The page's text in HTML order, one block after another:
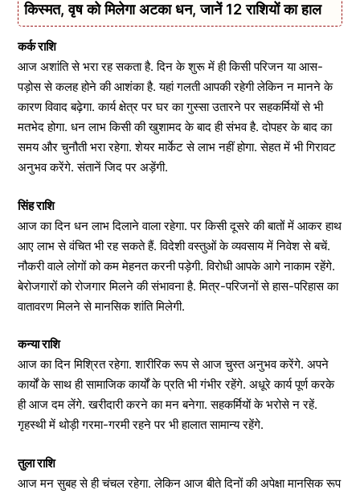
किस्मत, वृष को मिलेगा अटका धन, जानें 12 राशियों का हाल
कर्क राशि
आज अशांति से भरा रह सकता है. दिन के शुरू में ही किसी परिजन या आस-
पड़ोस से कलह होने की आशंका है. यहां गलती आपकी रहेगी लेकिन न मानने के
कारण विवाद बढ़ेगा. कार्य क्षेत्र पर घर का गुस्सा उतारने पर सहकर्मियों से भी
मतभेद होगा. धन लाभ किसी की खुशामद के बाद ही संभव है. दोपहर के बाद का
समय और चुनौती भरा रहेगा. शेयर मार्केट से लाभ नहीं होगा. सेहत में भी गिरावट
अनुभव करेंगे. संतानें जिद पर अड़ेंगी.
सिंह राशि
आज का दिन धन लाभ दिलाने वाला रहेगा. पर किसी दूसरे की बातों में आकर हाथ
आए लाभ से वंचित भी रह सकते हैं. विदेशी वस्तुओं के व्यवसाय में निवेश से बचें.
नौकरी वाले लोगों को कम मेहनत करनी पड़ेगी. विरोधी आपके आगे नाकाम रहेंगे.
बेरोजगारों को रोजगार मिलने की संभावना है. मित्र-परिजनों से हास-परिहास का
वातावरण मिलने से मानसिक शांति मिलेगी.
कन्या राशि
आज का दिन मिश्रित रहेगा. शारीरिक रूप से आज चुस्त अनुभव करेंगे. अपने
कार्यों के साथ ही सामाजिक कार्यों के प्रति भी गंभीर रहेंगे. अधूरे कार्य पूर्ण करके
ही आज दम लेंगे. खरीदारी करने का मन बनेगा. सहकर्मियों के भरोसे न रहें.
गृहस्थी में थोड़ी गरमा-गरमी रहने पर भी हालात सामान्य रहेंगे.
तुला राशि
आज मन सुबह से ही चंचल रहेगा. लेकिन आज बीते दिनों की अपेक्षा मानसिक रूप